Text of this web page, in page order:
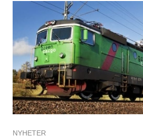
NYHETER